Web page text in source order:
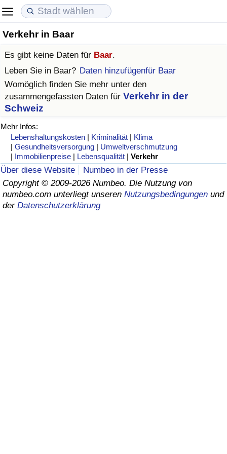
Verkehr in Baar
Es gibt keine Daten für Baar.
Leben Sie in Baar? Daten hinzufügenfür Baar
Womöglich finden Sie mehr unter den
zusammengefassten Daten für Verkehr in der
Schweiz
Mehr Infos:
Lebenshaltungskosten | Kriminalität | Klima
|Gesundheitsversorgung | Umweltverschmutzung
| Immobilienpreise | Lebensqualität |Verkehr
Über diese Website
Numbeo in der Presse
Copyright © 2009-2026 Numbeo. Die Nutzung von
numbeo.com unterliegt unseren Nutzungsbedingungen und
der Datenschutzerklärung
Lebenshaltungskosten
Lebenshaltungskosten-Index
in Akaba
Immobilienpreise
Immobilienpreis-Index
Lebensqualität
Lebensqualität-Index (aktuell)
Kriminalität
Kriminalitäts-Index (aktuell)
Kriminalitäts-Index